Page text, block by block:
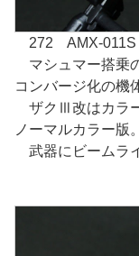
272 AMX-011S
マシュマー搭乗
コンバージ化の機
ザクⅢ改はカラ
ノーマルカラー版。
武器にビームラ